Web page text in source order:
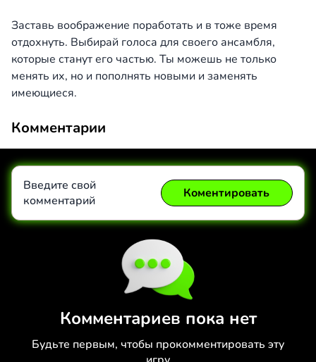
Заставь воображение поработать и в тоже время
отдохнуть. Выбирай голоса для своего ансамбля,
которые станут его частью. Ты можешь не только
менять их, но и пополнять новыми и заменять
имеющиеся.
Комментарии
Комментариев пока нет
Будьте первым, чтобы прокомментировать эту
Введите свой
комментарий
Коментировать
Коментировать